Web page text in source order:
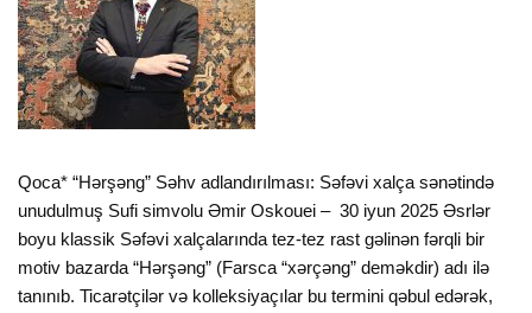
Qoca* “Hərşəng” Səhv adlandırılması: Səfəvi xalça sənətində
unudulmuş Sufi simvolu Əmir Oskouei – 30 iyun 2025 Əsrlər
boyu klassik Səfəvi xalçalarında tez-tez rast gəlinən fərqli bir
motiv bazarda “Hərşəng” (Farsca “xərçəng” deməkdir) adı ilə
tanınıb. Ticarətçilər və kolleksiyaçılar bu termini qəbul edərək,